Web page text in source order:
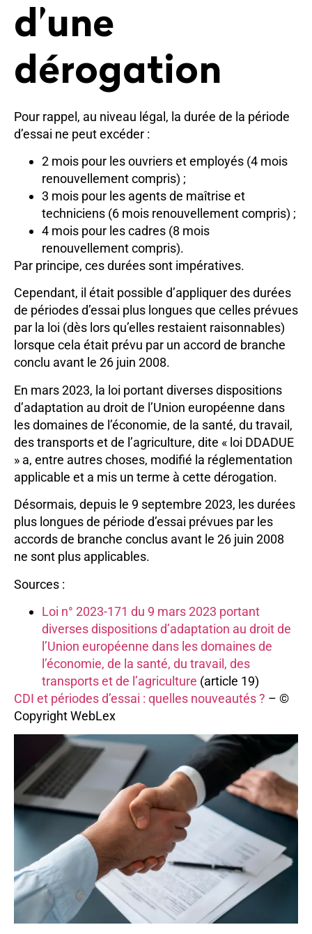
d’une
dérogation
Pour rappel, au niveau légal, la durée de la période
d’essai ne peut excéder :
2 mois pour les ouvriers et employés (4 mois
renouvellement compris) ;
3 mois pour les agents de maîtrise et
techniciens (6 mois renouvellement compris) ;
4 mois pour les cadres (8 mois
renouvellement compris).
Par principe, ces durées sont impératives.
Cependant, il était possible d’appliquer des durées
de périodes d’essai plus longues que celles prévues
par la loi (dès lors qu’elles restaient raisonnables)
lorsque cela était prévu par un accord de branche
conclu avant le 26 juin 2008.
En mars 2023, la loi portant diverses dispositions
d’adaptation au droit de l’Union européenne dans
les domaines de l’économie, de la santé, du travail,
des transports et de l’agriculture, dite « loi DDADUE
» a, entre autres choses, modifié la réglementation
applicable et a mis un terme à cette dérogation.
Désormais, depuis le 9 septembre 2023, les durées
plus longues de période d’essai prévues par les
accords de branche conclus avant le 26 juin 2008
ne sont plus applicables.
Sources :
Loi n° 2023-171 du 9 mars 2023 portant
diverses dispositions d’adaptation au droit de
l’Union européenne dans les domaines de
l’économie, de la santé, du travail, des
transports et de l’agriculture (article 19)
CDI et périodes d’essai : quelles nouveautés ? – ©
Copyright WebLex